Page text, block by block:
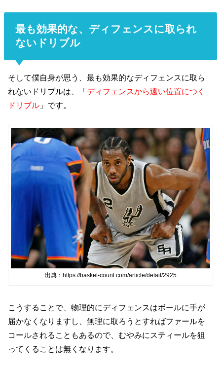
最も効果的な、ディフェンスに取られ
ないドリブル
そして僕自身が思う、最も効果的なディフェンスに取ら
れないドリブルは、「ディフェンスから遠い位置につく
ドリブル 」です。
出典：https://basket-count.com/article/detail/2925
こうすることで、物理的にディフェンスはボールに手が
届かなくなりますし、無理に取ろうとすればファールを
コールされることもあるので、むやみにスティールを狙
ってくることは無くなります。